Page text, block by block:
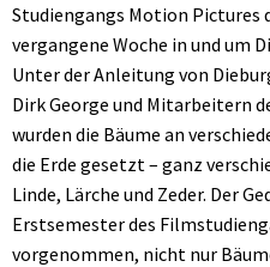
Studiengangs Motion Pictures
vergangene Woche in und um
Unter der Anleitung von
Dirk George und Mitarbeitern
wurden die Bäume an
die Erde gesetzt – ganz
Linde, Lärche und Zeder. Der
Erstsemester des
vorgenommen, nicht nur